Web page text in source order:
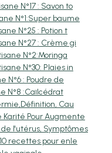
N°17 : Savon to
N°1:Super baume
N°25 : Potion t
N°27 : Crème gi
N°2:Moringa
N°30: Plaies in
N°6 : Poudre de
N°8 :Caïlcédrat
Cau
Karité Pour Augmente
l'utérus, Symptômes
recettes pour enle